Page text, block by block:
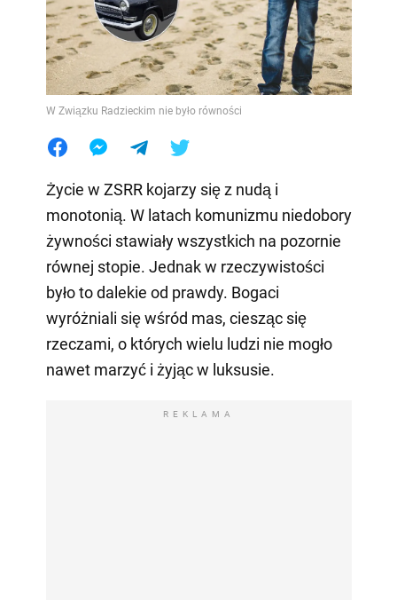
W Związku Radzieckim nie było równości
Życie w ZSRR kojarzy się z nudą i
monotonią. W latach komunizmu niedobory
żywności stawiały wszystkich na pozornie
równej stopie. Jednak w rzeczywistości
było to dalekie od prawdy. Bogaci
wyróżniali się wśród mas, ciesząc się
rzeczami, o których wielu ludzi nie mogło
nawet marzyć i żyjąc w luksusie.
REKLAMA